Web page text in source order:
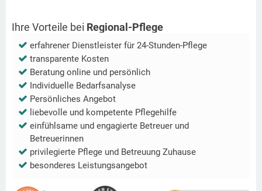
Ihre Vorteile bei Regional-Pflege
erfahrener Dienstleister für 24-Stunden-Pflege
transparente Kosten
Beratung online und persönlich
Individuelle Bedarfsanalyse
Persönliches Angebot
liebevolle und kompetente Pflegehilfe
einfühlsame und engagierte Betreuer und
Betreuerinnen
privilegierte Pflege und Betreuung Zuhause
besonderes Leistungsangebot